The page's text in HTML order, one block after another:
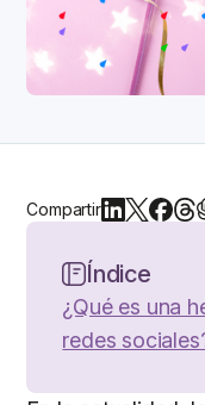
Compartir
Índice
¿Qué es una
redes